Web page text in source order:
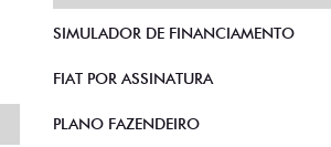
SIMULADOR DE FINANCIAMENTO
FIAT POR ASSINATURA
PLANO FAZENDEIRO